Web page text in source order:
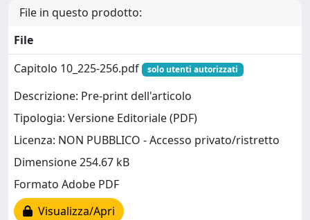
File in questo prodotto:
File
Capitolo 10_225-256.pdf
solo utenti autorizzati
Descrizione: Pre-print dell'articolo
Tipologia: Versione Editoriale (PDF)
Licenza: NON PUBBLICO - Accesso privato/ristretto
Dimensione 254.67 kB
Formato Adobe PDF
Visualizza/Apri